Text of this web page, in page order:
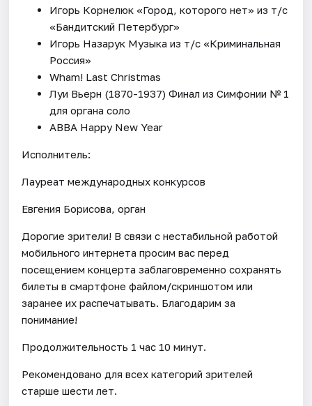
Игорь Корнелюк «Город, которого нет» из т/с
«Бандитский Петербург»
Игорь Назарук Музыка из т/с «Криминальная
Россия»
Wham! Last Christmas
Луи Вьерн (1870-1937) Финал из Симфонии № 1
для органа соло
ABBA Happy New Year
Исполнитель:
Лауреат международных конкурсов
Евгения Борисова, орган
Дорогие зрители! В связи с нестабильной работой
мобильного интернета просим вас перед
посещением концерта заблаговременно сохранять
билеты в смартфоне файлом/скриншотом или
заранее их распечатывать. Благодарим за
понимание!
Продолжительность 1 час 10 минут.
Рекомендовано для всех категорий зрителей
старше шести лет.